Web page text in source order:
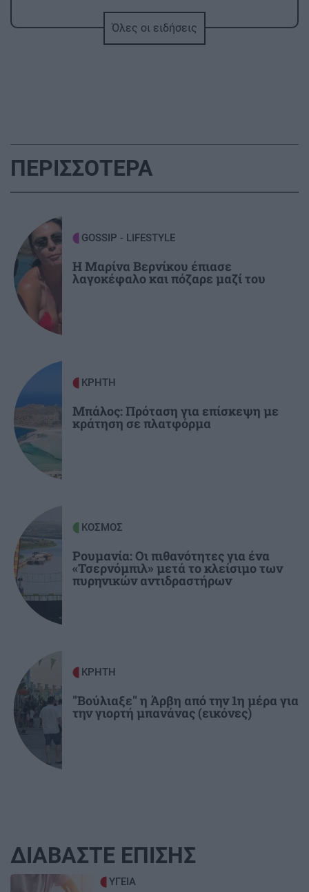
συνδέθηκε με 50% λιγότερους θανάτους
12:09
ΚΡΗΤΗ
σκάφους
GOSSIP - LIFESTYLE
Ο Κωνσταντίνος Αργυρός φωτογραφήθηκε
Ηράκλειο: Η ΕΛ.ΑΣ για τον τουρίστα που
φέρεται να ζήτησε τιμή για την 10χρονη
11:40
ΚΡΗΤΗ
Κρήτη: Μία ακόμα τραγωδία με γυναίκα σε
θάλασσα
Η «μπαταρία» του βυθού: Το φιλόδοξο σχέδιο
με δεξαμενή 20 εκατ. λίτρων κάτω από τη
θάλασσα
Όλες οι ειδήσεις
ΠΕΡΙΣΣΟΤΕΡΑ
GOSSIP - LIFESTYLE
Η Μαρίνα Βερνίκου έπιασε
λαγοκέφαλο και πόζαρε μαζί του
ΚΡΗΤΗ
Μπάλος: Πρόταση για επίσκεψη με
κράτηση σε πλατφόρμα
ΚΟΣΜΟΣ
Ρουμανία: Οι πιθανότητες για ένα
«Τσερνόμπιλ» μετά το κλείσιμο των
πυρηνικών αντιδραστήρων
ΚΡΗΤΗ
"Βούλιαξε" η Άρβη από την 1η μέρα για
την γιορτή μπανάνας (εικόνες)
ΔΙΑΒΑΣΤΕ ΕΠΙΣΗΣ
ΥΓΕΙΑ